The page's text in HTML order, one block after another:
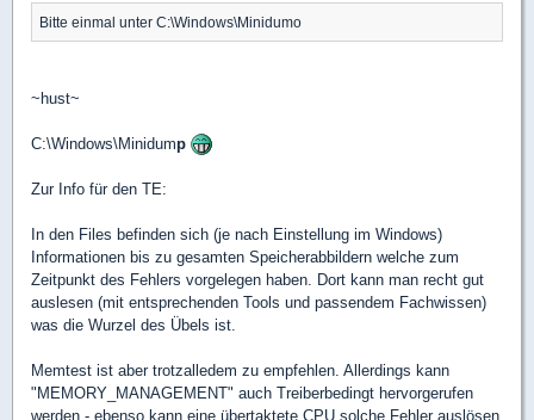
Bitte einmal unter C:\Windows\Minidumo
~hust~
C:\Windows\Minidump
Zur Info für den TE:
In den Files befinden sich (je nach Einstellung im Windows)
Informationen bis zu gesamten Speicherabbildern welche zum
Zeitpunkt des Fehlers vorgelegen haben. Dort kann man recht gut
auslesen (mit entsprechenden Tools und passendem Fachwissen)
was die Wurzel des Übels ist.
Memtest ist aber trotzalledem zu empfehlen. Allerdings kann
"MEMORY_MANAGEMENT" auch Treiberbedingt hervorgerufen
werden - ebenso kann eine übertaktete CPU solche Fehler auslösen